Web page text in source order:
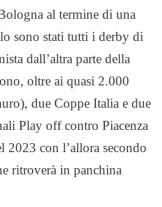
al termine di una
sono stati tutti i derby di
dall’altra parte della
oltre ai quasi 2.000
due Coppe Italia e due
Play off contro Piacenza
con l’allora secondo
ritroverà in panchina